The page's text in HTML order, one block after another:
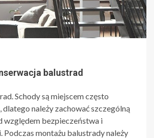
balustrad
Schody są miejscem często
dlatego należy zachować szczególną
względem bezpieczeństwa i
Podczas montażu balustrady należy